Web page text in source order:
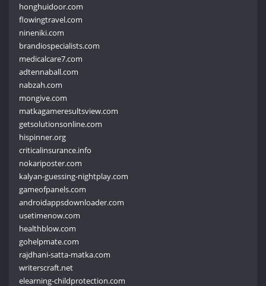
honghuidoor.com
flowingtravel.com
nineniki.com
brandiospecialists.com
medicalcare7.com
adtennaball.com
nabzah.com
mongive.com
matkagameresultsview.com
getsolutionsonline.com
hispinner.org
criticalinsurance.info
nokariposter.com
kalyan-guessing-nightplay.com
gameofpanels.com
androidappsdownloader.com
usetimenow.com
healthblow.com
gohelpmate.com
rajdhani-satta-matka.com
writerscraft.net
elearning-childprotection.com